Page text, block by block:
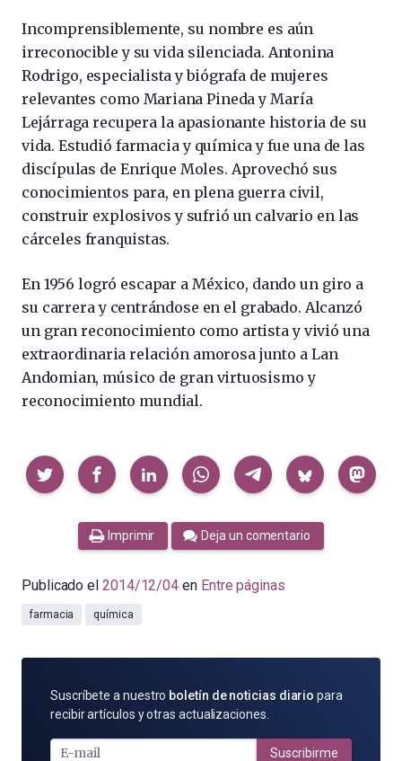
Incomprensiblemente, su nombre es aún
irreconocible y su vida silenciada. Antonina
Rodrigo, especialista y biógrafa de mujeres
relevantes como Mariana Pineda y María
Lejárraga recupera la apasionante historia de su
vida. Estudió farmacia y química y fue una de las
discípulas de Enrique Moles. Aprovechó sus
conocimientos para, en plena guerra civil,
construir explosivos y sufrió un calvario en las
cárceles franquistas.
En 1956 logró escapar a México, dando un giro a
su carrera y centrándose en el grabado. Alcanzó
un gran reconocimiento como artista y vivió una
extraordinaria relación amorosa junto a Lan
Andomian, músico de gran virtuosismo y
reconocimiento mundial.
Compartir
Imprimir Deja un comentario
Publicado el 2014/12/04 en Entre páginas
farmacia química
SUSCRÍBETE
POR
MAIL
Suscríbete a nuestro boletín de noticias diario para
recibir artículos y otras actualizaciones.
Suscribirme